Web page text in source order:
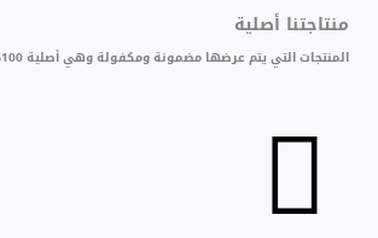
منتاجتنا أصلية
المنتجات التي يتم عرضها مضمونة ومكفولة وهي أصلية 100%